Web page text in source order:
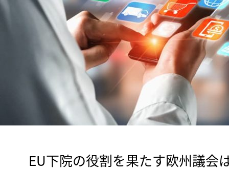
EU下院の役割を果たす欧州議会